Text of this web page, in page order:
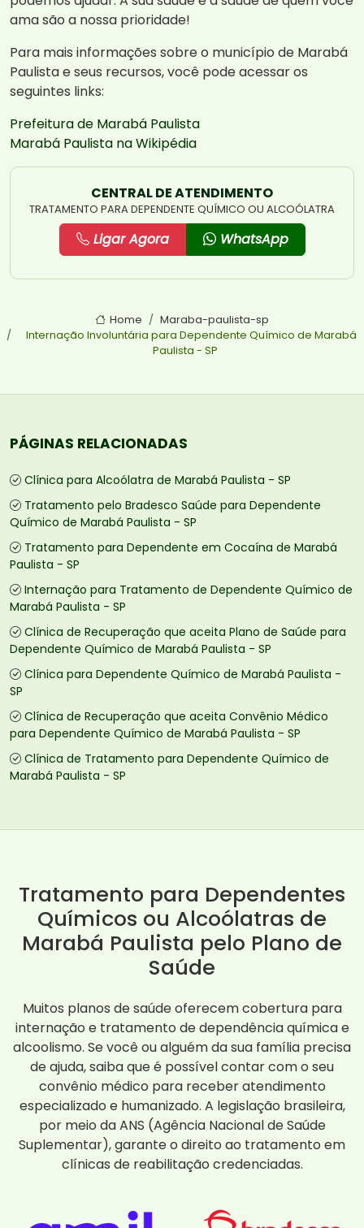
ama são a nossa prioridade!
Para mais informações sobre o município de Marabá
Paulista e seus recursos, você pode acessar os
seguintes links:
Prefeitura de Marabá Paulista
Marabá Paulista na Wikipédia
CENTRAL DE ATENDIMENTO
TRATAMENTO PARA DEPENDENTE QUÍMICO OU ALCOÓLATRA
Ligar Agora WhatsApp
Home
Maraba-paulista-sp
Internação Involuntária para Dependente Químico de Marabá
Paulista - SP
PÁGINAS RELACIONADAS
Clínica para Alcoólatra de Marabá Paulista - SP
Tratamento pelo Bradesco Saúde para Dependente
Químico de Marabá Paulista - SP
Tratamento para Dependente em Cocaína de Marabá
Paulista - SP
Internação para Tratamento de Dependente Químico de
Marabá Paulista - SP
Clínica de Recuperação que aceita Plano de Saúde para
Dependente Químico de Marabá Paulista - SP
Clínica para Dependente Químico de Marabá Paulista -
SP
Clínica de Recuperação que aceita Convênio Médico
para Dependente Químico de Marabá Paulista - SP
Clínica de Tratamento para Dependente Químico de
Marabá Paulista - SP
Tratamento para Dependentes
Químicos ou Alcoólatras de
Marabá Paulista pelo Plano de
Saúde
Muitos planos de saúde oferecem cobertura para
internação e tratamento de dependência química e
alcoolismo. Se você ou alguém da sua família precisa
de ajuda, saiba que é possível contar com o seu
convênio médico para receber atendimento
especializado e humanizado. A legislação brasileira,
por meio da ANS (Agência Nacional de Saúde
Suplementar), garante o direito ao tratamento em
clínicas de reabilitação credenciadas.